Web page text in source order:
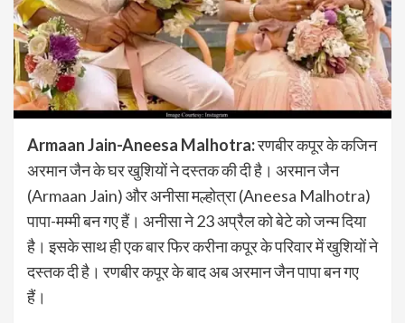
Armaan Jain-Aneesa Malhotra:रणबीर कपूर के कजिन
अरमान जैन के घर खुशियों ने दस्तक की दी है। अरमान जैन
(Armaan Jain) और अनीसा मल्होत्रा (Aneesa Malhotra)
पापा-मम्मी बन गए हैं। अनीसा ने 23 अप्रैल को बेटे को जन्म दिया
है। इसके साथ ही एक बार फिर करीना कपूर के परिवार में खुशियों ने
दस्तक दी है। रणबीर कपूर के बाद अब अरमान जैन पापा बन गए
हैं।